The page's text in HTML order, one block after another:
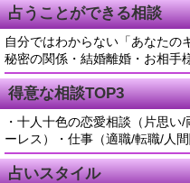
占うことができる相談
自分ではわからない「あなたの
秘密の関係・結婚離婚・お相手
得意な相談TOP3
・十人十色の恋愛相談（片思
ーレス）・仕事（適職/転職/人
占いスタイル